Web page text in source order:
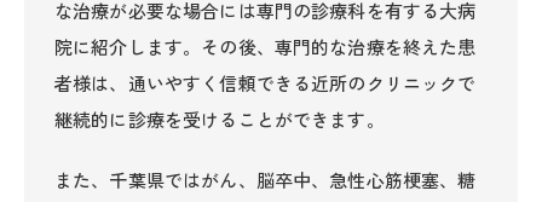
な治療が必要な場合には専門の診療科を有する大病
院に紹介します。その後、専門的な治療を終えた患
者様は、通いやすく信頼できる近所のクリニックで
継続的に診療を受けることができます。
また、千葉県ではがん、脳卒中、急性心筋梗塞、糖